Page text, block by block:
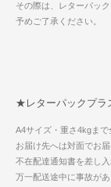
その際は、レターパッ
予めご了承ください。
★レターパックプラ
A4サイズ・重さ4kgまで
お届け先へは対面でお
不在配達通知書を差し
万一配送途中に事故が